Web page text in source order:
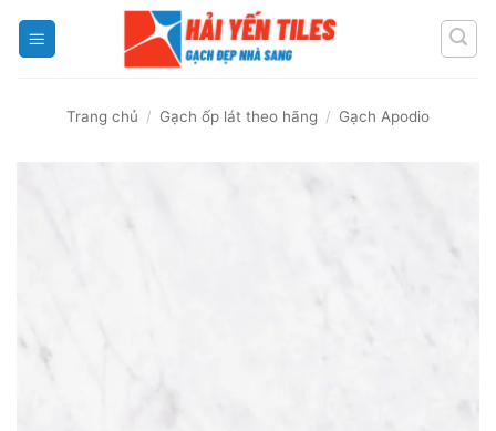
Trang chủ / Gạch ốp lát theo hãng / Gạch Apodio